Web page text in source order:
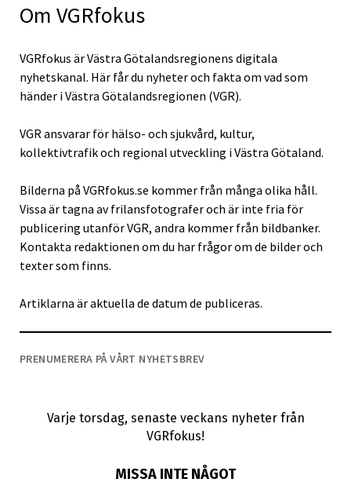
Om VGRfokus
VGRfokus är Västra Götalandsregionens digitala
nyhetskanal. Här får du nyheter och fakta om vad som
händer i Västra Götalandsregionen (VGR).
VGR ansvarar för hälso- och sjukvård, kultur,
kollektivtrafik och regional utveckling i Västra Götaland.
Bilderna på VGRfokus.se kommer från många olika håll.
Vissa är tagna av frilansfotografer och är inte fria för
publicering utanför VGR, andra kommer från bildbanker.
Kontakta redaktionen om du har frågor om de bilder och
texter som finns.
Artiklarna är aktuella de datum de publiceras.
PRENUMERERA PÅ VÅRT NYHETSBREV
Varje torsdag, senaste veckans nyheter från
VGRfokus!
MISSA INTE NÅGOT